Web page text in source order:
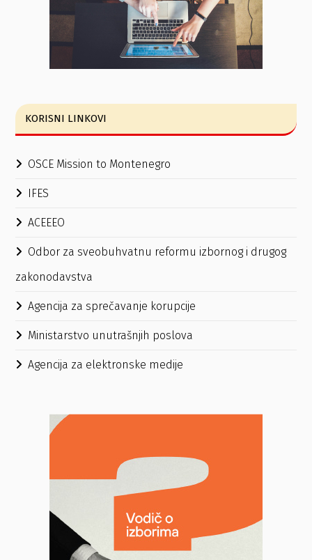
KORISNI LINKOVI
OSCE Mission to Montenegro
IFES
ACEEEO
Odbor za sveobuhvatnu reformu izbornog i drugog
zakonodavstva
Agencija za sprečavanje korupcije
Ministarstvo unutrašnjih poslova
Agencija za elektronske medije